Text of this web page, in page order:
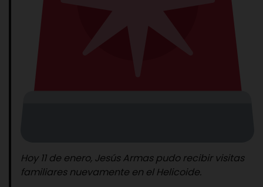
Hoy 11 de enero, Jesús Armas pudo recibir visitas
familiares nuevamente en el Helicoide.